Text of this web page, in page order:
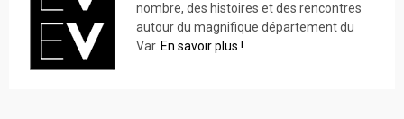
nombre, des histoires et des rencontres
autour du magnifique département du
Var. En savoir plus !